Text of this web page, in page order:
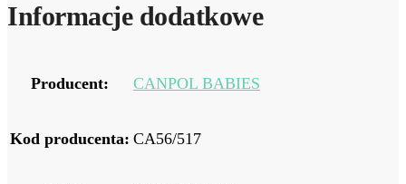
Informacje dodatkowe
Producent: CANPOL BABIES
Kod producenta: CA56/517